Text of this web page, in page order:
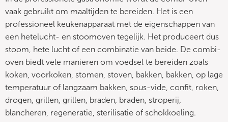
vaak gebruikt om maaltijden te bereiden. Het is een
professioneel keukenapparaat met de eigenschappen van
een hetelucht- en stoomoven tegelijk. Het produceert dus
stoom, hete lucht of een combinatie van beide. De combi-
oven biedt vele manieren om voedsel te bereiden zoals
koken, voorkoken, stomen, stoven, bakken, bakken, op lage
temperatuur of langzaam bakken, sous-vide, confit, roken,
drogen, grillen, grillen, braden, braden, stroperij,
blancheren, regeneratie, sterilisatie of schokkoeling.